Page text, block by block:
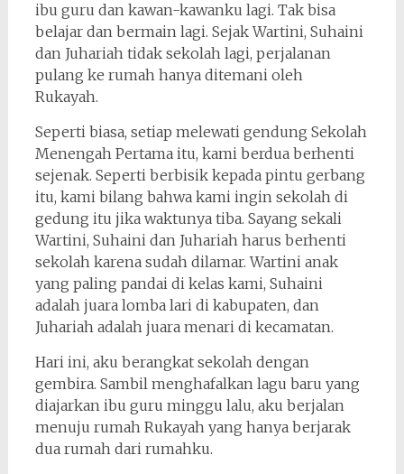
ibu guru dan kawan-kawanku lagi. Tak bisa
belajar dan bermain lagi. Sejak Wartini, Suhaini
dan Juhariah tidak sekolah lagi, perjalanan
pulang ke rumah hanya ditemani oleh
Rukayah.
Seperti biasa, setiap melewati gendung Sekolah
Menengah Pertama itu, kami berdua berhenti
sejenak. Seperti berbisik kepada pintu gerbang
itu, kami bilang bahwa kami ingin sekolah di
gedung itu jika waktunya tiba. Sayang sekali
Wartini, Suhaini dan Juhariah harus berhenti
sekolah karena sudah dilamar. Wartini anak
yang paling pandai di kelas kami, Suhaini
adalah juara lomba lari di kabupaten, dan
Juhariah adalah juara menari di kecamatan.
Hari ini, aku berangkat sekolah dengan
gembira. Sambil menghafalkan lagu baru yang
diajarkan ibu guru minggu lalu, aku berjalan
menuju rumah Rukayah yang hanya berjarak
dua rumah dari rumahku.